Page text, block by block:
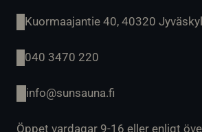
Kuormaajantie 40, 40320
040 3470 220
info@sunsauna.fi
Öppet vardagar 9-16 eller enligt